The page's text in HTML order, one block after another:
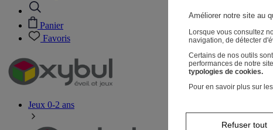
Panier
Favoris
Jeux 0-2 ans
Améliorer notre site au
Lorsque vous consultez
navigation, de détecter
Certains de nos outils
performances de notre
typologies de cookies.
Pour en savoir plus sur
Refuser tout